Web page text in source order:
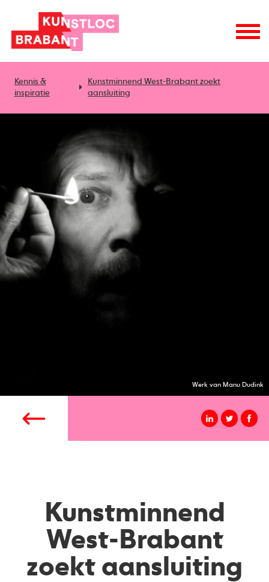
Kennis &
inspiratie
Kunstminnend West-Brabant zoekt
aansluiting
Werk van Manu Dudink
Kunstminnend
West-Brabant
zoekt aansluiting